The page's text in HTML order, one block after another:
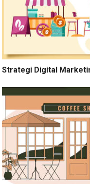
Strategi Digital